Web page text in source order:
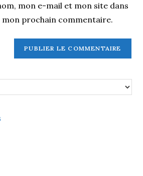
mon e-mail et mon site dans
prochain commentaire.